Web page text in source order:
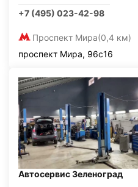
+7 (495) 023-42-98
Проспект Мира(0,4 км)
проспект Мира, 96с16
Автосервис Зеленоград